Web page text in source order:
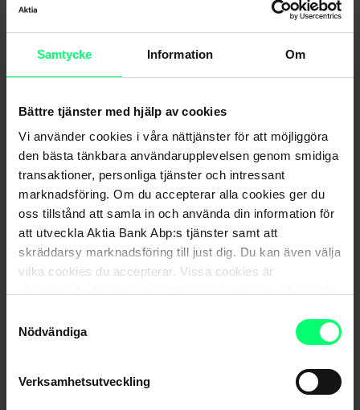
Samtycke Information Om
Bättre tjänster med hjälp av cookies
Vi använder cookies i våra nättjänster för att möjliggöra
den bästa tänkbara användarupplevelsen genom smidiga
transaktioner, personliga tjänster och intressant
marknadsföring. Om du accepterar alla cookies ger du
oss tillstånd att samla in och använda din information för
att utveckla Aktia Bank Abp:s tjänster samt att
skräddarsy marknadsföring till just dig. Du kan även välja
vilka cookies du accepterar. Vissa cookies är
Nödvändiga
Verksamhetsutveckling
Försök att få tag på nätbankskoder i Aktias namn –
falska nätsidor bland sökmotorernas sökresultat
Se upp för aktiva bedrägeriförsök som riktar sig mot
säkerhetskonton och obehöriga transaktioner